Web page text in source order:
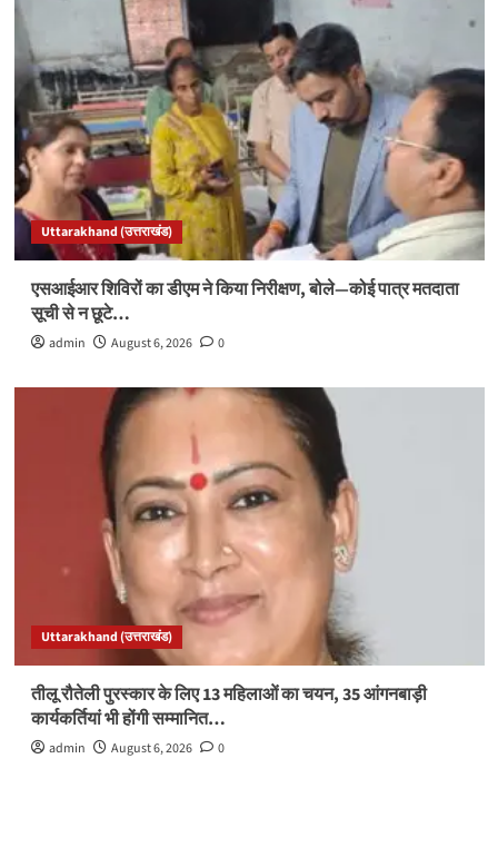
Uttarakhand (उत्तराखंड)
एसआईआर शिविरों का डीएम ने किया निरीक्षण, बोले—कोई पात्र मतदाता
सूची से न छूटे…
admin August 6, 2026 0
Uttarakhand (उत्तराखंड)
तीलू रौतेली पुरस्कार के लिए 13 महिलाओं का चयन, 35 आंगनबाड़ी
कार्यकर्तियां भी होंगी सम्मानित…
admin August 6, 2026 0